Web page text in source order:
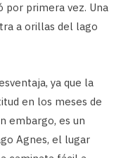
por primera vez. Una
a orillas del lago
ya que la
en los meses de
embargo, es un
Agnes, el lugar